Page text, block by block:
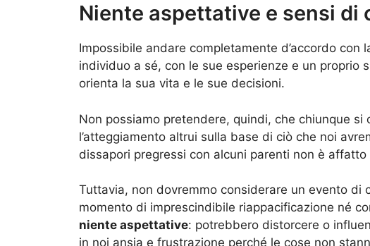
Niente aspettative e sensi di
Impossibile andare completamente d’accordo con
individuo a sé, con le sue esperienze e un proprio
orienta la sua vita e le sue decisioni.
Non possiamo pretendere, quindi, che chiunque
l’atteggiamento altrui sulla base di ciò che noi
dissapori pregressi con alcuni parenti non è affatto
Tuttavia, non dovremmo considerare un evento di
momento di imprescindibile riappacificazione né
niente aspettative: potrebbero distorcere o
in noi ansia e frustrazione perché le cose non